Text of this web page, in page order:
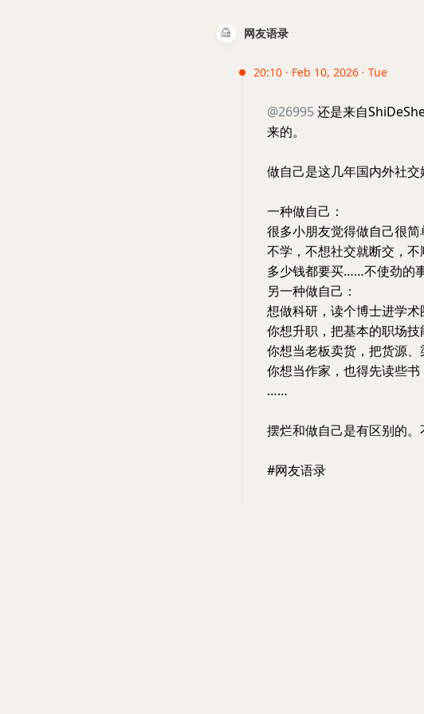
网友语录
20:10 · Feb 10, 2026 · Tue
@26995还是来自
来的。
做自己是这几年国内外社交
一种做自己：
很多小朋友觉得做自己很
不学，不想社交就断交，
多少钱都要买……不使劲的
另一种做自己：
想做科研，读个博士进学术
你想升职，把基本的职场技
你想当老板卖货，把货源、
你想当作家，也得先读些书
……
摆烂和做自己是有区别的。
#网友语录